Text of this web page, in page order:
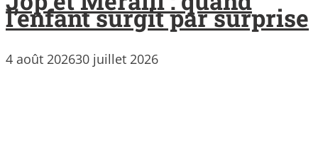
l’enfant surgit par surprise
4 août 202630 juillet 2026